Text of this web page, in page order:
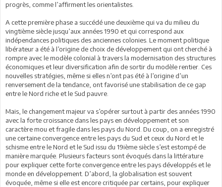
progrès, comme l’affirment les orientalistes.
A cette première phase a succédé une deuxième qui va du milieu du
vingtième siècle jusqu’aux années 1990 et qui correspond aux
indépendances politiques des anciennes colonies. Le moment politique
libérateur a été à l’origine de choix de développement qui ont cherché à
rompre avec le modèle colonial à travers la modernisation des structures
économiques et leur diversification afin de sortir du modèle rentier. Ces
nouvelles stratégies, même si elles n’ont pas été à l’origine d’un
renversement de la tendance, ont favorisé une stabilisation de ce gap
entre le Nord riche et le Sud pauvre.
Mais, le changement majeur va s’opérer surtout à partir des années 1990
avec la forte croissance dans les pays en développement et son
caractère mou et fragile dans les pays du Nord. Du coup, on a enregistré
une certaine convergence entre les pays du Sud et ceux du Nord et le
schisme entre le Nord et le Sud issu du 19ième siècle s’est estompé de
manière marquée. Plusieurs facteurs sont évoqués dans la littérature
pour expliquer cette forte convergence entre les pays développés et le
monde en développement. D’abord, la globalisation est souvent
évoquée, même si elle est encore critiquée par certains, pour expliquer